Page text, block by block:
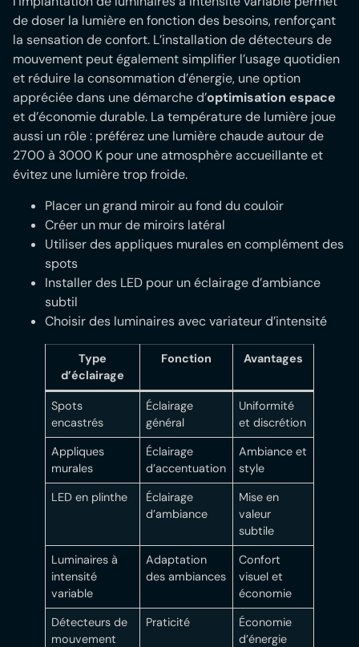
de doser la lumière en fonction des besoins, renforçant
la sensation de confort. L’installation de détecteurs de
mouvement peut également simplifier l’usage quotidien
et réduire la consommation d’énergie, une option
appréciée dans une démarche d’optimisation espace
et d’économie durable. La température de lumière joue
aussi un rôle : préférez une lumière chaude autour de
2700 à 3000 K pour une atmosphère accueillante et
évitez une lumière trop froide.
Placer un grand miroir au fond du couloir
Créer un mur de miroirs latéral
Utiliser des appliques murales en complément des
spots
Installer des LED pour un éclairage d’ambiance
subtil
Choisir des luminaires avec variateur d’intensité
Type
d’éclairage
Fonction Avantages
Spots
encastrés
Éclairage
général
Uniformité
et discrétion
Appliques
murales
Éclairage
d’accentuation
Ambiance et
style
LED en plinthe
Éclairage
d’ambiance
Mise en
valeur
subtile
Luminaires à
intensité
variable
Adaptation
des ambiances
Confort
visuel et
économie
Détecteurs de
mouvement
Praticité
Économie
d’énergie